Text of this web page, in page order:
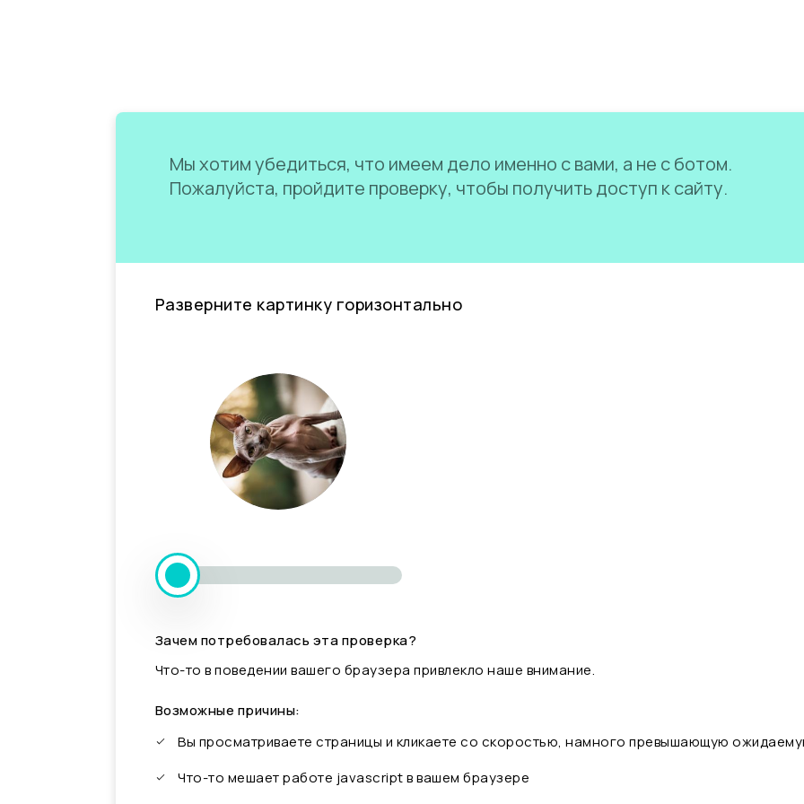
Мы хотим убедиться, что имеем дело именно с вами, а не с ботом.
Пожалуйста, пройдите проверку, чтобы получить доступ к сайту.
Разверните картинку горизонтально
Зачем потребовалась эта проверка?
Что-то в поведении вашего браузера привлекло наше внимание.
Возможные причины:
Вы просматриваете страницы и кликаете со скоростью, намного превышающую
Что-то мешает работе javascript в вашем браузере